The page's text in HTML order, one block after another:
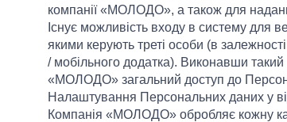
компанії «МОЛОДО», а також для
Існує можливість входу в систему для
якими керують треті особи (в
/ мобільного додатка). Виконавши такий
«МОЛОДО» загальний доступ до
Налаштування Персональних даних у
Компанія «МОЛОДО» обробляє кожну